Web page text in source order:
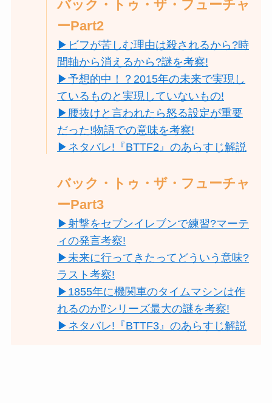
バック・トゥ・ザ・フューチャ
ーPart2
▶ビフが苦しむ理由は殺されるから?時
間軸から消えるから?謎を考察!
▶︎予想的中！？2015年の未来で実現し
ているものと実現していないもの!
▶︎腰抜けと言われたら怒る設定が重要
だった!物語での意味を考察!
▶ネタバレ!『BTTF2』のあらすじ解説
バック・トゥ・ザ・フューチャ
ーPart3
▶︎射撃をセブンイレブンで練習?マーテ
ィの発言考察!
▶︎未来に行ってきたってどういう意味?
ラスト考察!
▶1855年に機関車のタイムマシンは作
れるのか⁉シリーズ最大の謎を考察!
▶ネタバレ!『BTTF3』のあらすじ解説